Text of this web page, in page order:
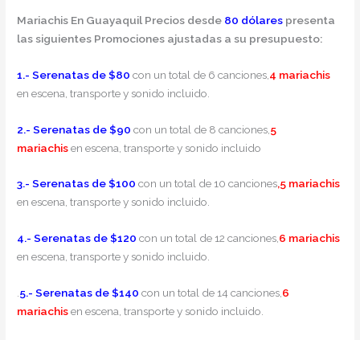
Mariachis En Guayaquil Precios desde 80 dólares presenta
las siguientes Promociones ajustadas a su presupuesto:
1.- Serenatas de $80 con un total de 6 canciones, 4 mariachis
en escena, transporte y sonido incluido.
2.- Serenatas de $90 con un total de 8 canciones, 5
mariachisen escena, transporte y sonido incluido
3.-Serenatas de $100 con un total de 10 canciones,5 mariachis
en escena, transporte y sonido incluido.
4.- Serenatas de $120 con un total de 12 canciones,6 mariachis
en escena, transporte y sonido incluido.
5.- Serenatas de $140 con un total de 14 canciones, 6
mariachisen escena, transporte y sonido incluido.